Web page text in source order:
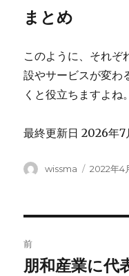
まとめ
このように、それぞ
設やサービスが変わ
くと役立ちますよね。
最終更新日 2026年
投
wissma
投
2022年4
稿
前
前
朋和産業に代